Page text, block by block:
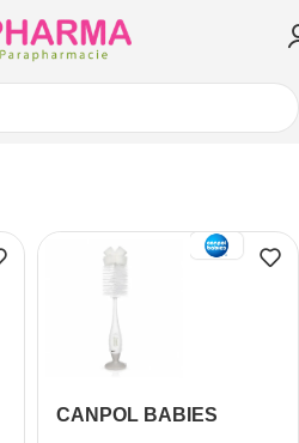
CANPOL BABIES